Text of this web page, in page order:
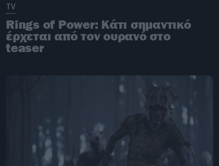
TV
Rings of Power: Κάτι σημαντικό
έρχεται από τον ουρανό στο
teaser